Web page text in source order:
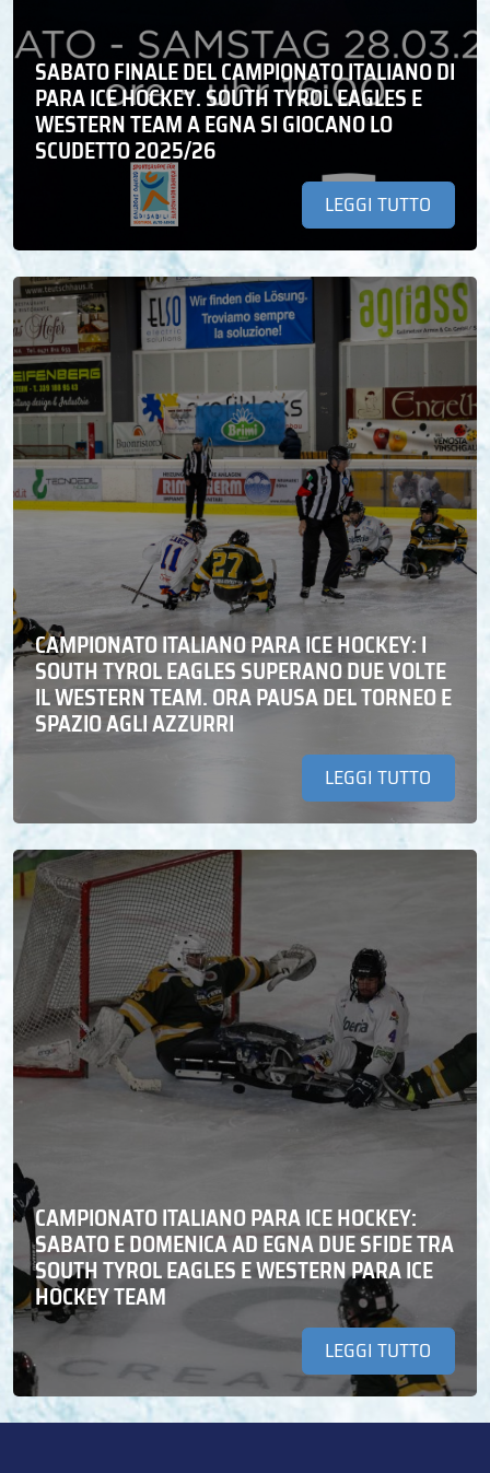
SABATO FINALE DEL CAMPIONATO ITALIANO DI
PARA ICE HOCKEY. SOUTH TYROL EAGLES E
WESTERN TEAM A EGNA SI GIOCANO LO
SCUDETTO 2025/26
LEGGI TUTTO
CAMPIONATO ITALIANO PARA ICE HOCKEY: I
SOUTH TYROL EAGLES SUPERANO DUE VOLTE
IL WESTERN TEAM. ORA PAUSA DEL TORNEO E
SPAZIO AGLI AZZURRI
LEGGI TUTTO
CAMPIONATO ITALIANO PARA ICE HOCKEY:
SABATO E DOMENICA AD EGNA DUE SFIDE TRA
SOUTH TYROL EAGLES E WESTERN PARA ICE
HOCKEY TEAM
LEGGI TUTTO